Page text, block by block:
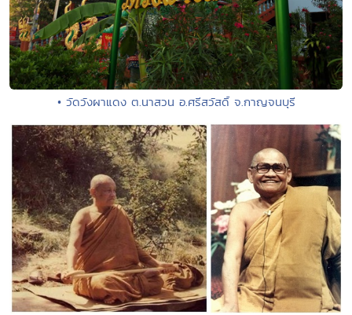
• วัดวังผาแดง ต.นาสวน อ.ศรีสวัสดิ์ จ.กาญจนบุรี